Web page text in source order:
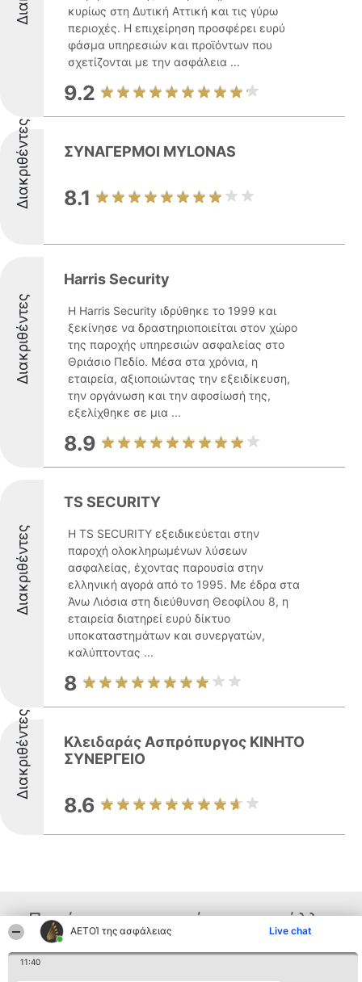
ΑΕΤΟΊ της ασφάλειας Live chat
11:40
κυρίως στη Δυτική Αττική και τις γύρω
περιοχές. Η επιχείρηση προσφέρει ευρύ
φάσμα υπηρεσιών και προϊόντων που
σχετίζονται με την ασφάλεια ...
9.2
Διακριθέντες ΣΥΝΑΓΕΡΜΟΙ MΥLONAS
8.1
Διακριθέντες
Harris Security
Η Harris Security ιδρύθηκε το 1999 και
ξεκίνησε να δραστηριοποιείται στον χώρο
της παροχής υπηρεσιών ασφαλείας στο
Θριάσιο Πεδίο. Μέσα στα χρόνια, η
εταιρεία, αξιοποιώντας την εξειδίκευση,
την οργάνωση και την αφοσίωσή της,
εξελίχθηκε σε μια ...
8.9
Διακριθέντες
TS SECURITY
Η TS SECURITY εξειδικεύεται στην
παροχή ολοκληρωμένων λύσεων
ασφαλείας, έχοντας παρουσία στην
ελληνική αγορά από το 1995. Με έδρα στα
Άνω Λιόσια στη διεύθυνση Θεοφίλου 8, η
εταιρεία διατηρεί ευρύ δίκτυο
υποκαταστημάτων και συνεργατών,
καλύπτοντας ...
8
Διακριθέντες
Κλειδαράς Ασπρόπυργος ΚΙΝΗΤΟ
ΣΥΝΕΡΓΕΙΟ
8.6
Παρόμοιες επιχειρήσεις απο άλλες
περιοχές